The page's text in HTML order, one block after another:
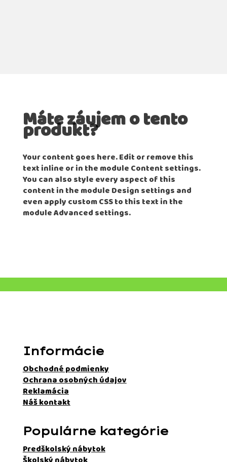
Máte záujem o tento
produkt?
Your content goes here. Edit or remove this
text inline or in the module Content settings.
You can also style every aspect of this
content in the module Design settings and
even apply custom CSS to this text in the
module Advanced settings.
Informácie
Obchodné podmienky
Ochrana osobných údajov
Reklamácia
Náš kontakt
Populárne kategórie
Predškolský nábytok